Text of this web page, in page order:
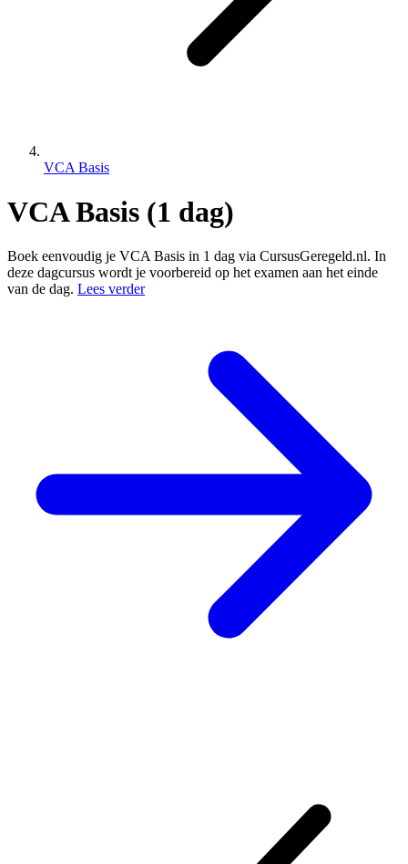
VCA Basis
VCA Basis (1 dag)
Boek eenvoudig je VCA Basis in 1 dag via CursusGeregeld.nl. In
deze dagcursus wordt je voorbereid op het examen aan het einde
van de dag. Lees verder